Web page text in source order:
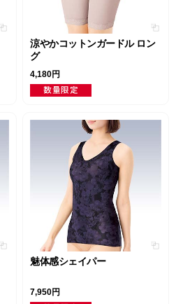
涼やかコットンガードル ロン
グ
4,180円
魅体感シェイパー
7,950円